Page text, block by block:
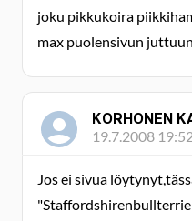
joku pikkukoira
max puolensivun
KORHONEN
19.7.2008 19:52
Jos ei sivua